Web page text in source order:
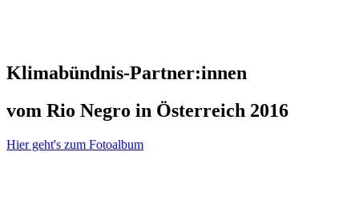
Klimabündnis-Partner:innen
vom Rio Negro in Österreich 2016
Hier geht's zum Fotoalbum